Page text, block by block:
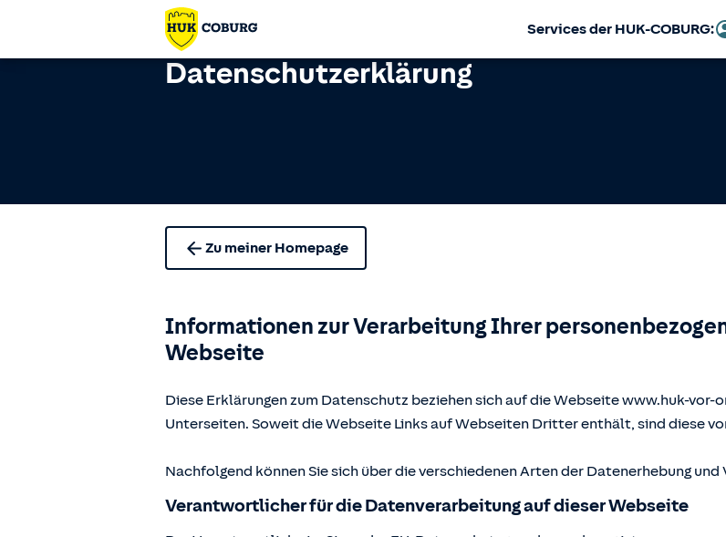
Services der HUK-COBURG:
Datenschutzerklärung
Zu meiner Homepage
Informationen zur Verarbeitung Ihrer
Webseite
Diese Erklärungen zum Datenschutz beziehen sich auf die Webseite www.huk-vor-
Unterseiten. Soweit die Webseite Links auf Webseiten Dritter enthält, sind diese
Nachfolgend können Sie sich über die verschiedenen Arten der Datenerhebung
Verantwortlicher für die Datenverarbeitung auf dieser Webseite